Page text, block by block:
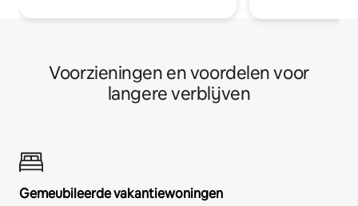
Voorzieningen en voordelen voor
langere verblijven
Gemeubileerde vakantiewoningen